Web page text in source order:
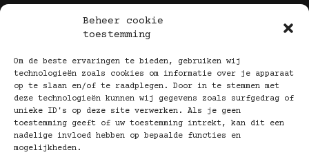
Beheer cookie
toestemming
Om de beste ervaringen te bieden, gebruiken wij
technologieën zoals cookies om informatie over je apparaat
op te slaan en/of te raadplegen. Door in te stemmen met
deze technologieën kunnen wij gegevens zoals surfgedrag of
unieke ID's op deze site verwerken. Als je geen
toestemming geeft of uw toestemming intrekt, kan dit een
nadelige invloed hebben op bepaalde functies en
mogelijkheden.
info@kootbrillen.nl
Volg Ons!